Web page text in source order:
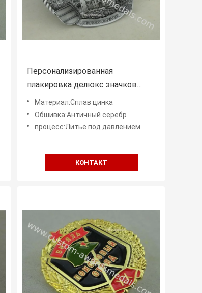
Персонализированная
плакировка делюкс значков
металла сувенира 3Д значков
муфты античная серебряная
Материал:Сплав цинка
Обшивка:Античный серебр
процесс:Литье под давлением
КОНТАКТ